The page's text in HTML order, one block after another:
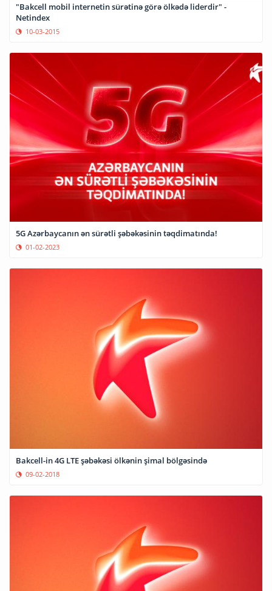
"Bakcell mobil internetin sürətinə görə ölkədə liderdir" -
Netindex
10-03-2015
5G Azərbaycanın ən sürətli şəbəkəsinin təqdimatında!
01-02-2023
Bakcell-in 4G LTE şəbəkəsi ölkənin şimal bölgəsində
09-02-2018